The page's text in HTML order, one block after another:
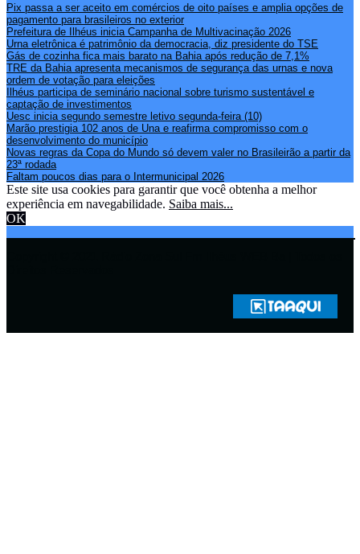
Pix passa a ser aceito em comércios de oito países e amplia opções de
pagamento para brasileiros no exterior
Prefeitura de Ilhéus inicia Campanha de Multivacinação 2026
Urna eletrônica é patrimônio da democracia, diz presidente do TSE
Gás de cozinha fica mais barato na Bahia após redução de 7,1%
TRE da Bahia apresenta mecanismos de segurança das urnas e nova
ordem de votação para eleições
Ilhéus participa de seminário nacional sobre turismo sustentável e
captação de investimentos
Uesc inicia segundo semestre letivo segunda-feira (10)
Marão prestigia 102 anos de Una e reafirma compromisso com o
desenvolvimento do município
Novas regras da Copa do Mundo só devem valer no Brasileirão a partir da
23ª rodada
Faltam poucos dias para o Intermunicipal 2026
Este site usa cookies para garantir que você obtenha a melhor
experiência em navegabilidade. Saiba mais...
OK